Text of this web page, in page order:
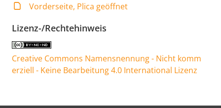
Vorderseite, Plica geöffnet
Lizenz-/Rechtehinweis
Creative Commons Namensnennung - Nicht komm
erziell - Keine Bearbeitung 4.0 International Lizenz